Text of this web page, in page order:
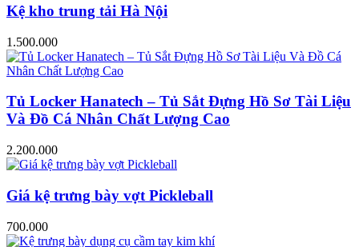
Kệ kho trung tải Hà Nội
1.500.000
Tủ Locker Hanatech – Tủ Sắt Đựng Hồ Sơ Tài Liệu
Và Đồ Cá Nhân Chất Lượng Cao
2.200.000
Giá kệ trưng bày vợt Pickleball
700.000